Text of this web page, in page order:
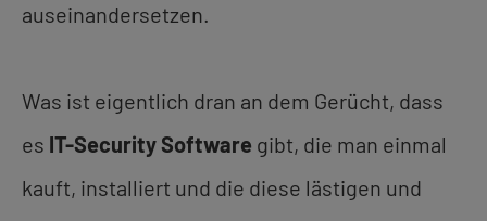
auseinandersetzen.
Was ist eigentlich dran an dem Gerücht, dass
es IT-Security Software gibt, die man einmal
kauft, installiert und die diese lästigen und